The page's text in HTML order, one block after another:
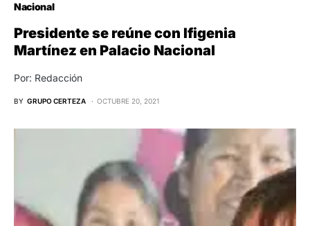
Nacional
Presidente se reúne con Ifigenia
Martínez en Palacio Nacional
Por: Redacción
BY GRUPO CERTEZA OCTUBRE 20, 2021